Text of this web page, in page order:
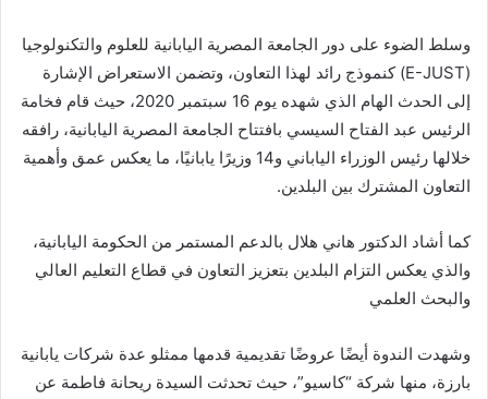
وسلط الضوء على دور الجامعة المصرية اليابانية للعلوم والتكنولوجيا
(E-JUST) كنموذج رائد لهذا التعاون، وتضمن الاستعراض الإشارة
إلى الحدث الهام الذي شهده يوم 16 سبتمبر 2020، حيث قام فخامة
الرئيس عبد الفتاح السيسي بافتتاح الجامعة المصرية اليابانية، رافقه
خلالها رئيس الوزراء الياباني و14 وزيرًا يابانيًا، ما يعكس عمق وأهمية
التعاون المشترك بين البلدين.
كما أشاد الدكتور هاني هلال بالدعم المستمر من الحكومة اليابانية،
والذي يعكس التزام البلدين بتعزيز التعاون في قطاع التعليم العالي
والبحث العلمي
وشهدت الندوة أيضًا عروضًا تقديمية قدمها ممثلو عدة شركات يابانية
بارزة، منها شركة “كاسيو”، حيث تحدثت السيدة ريحانة فاطمة عن